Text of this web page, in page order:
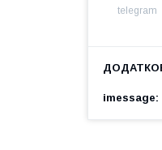
telegram
imessage